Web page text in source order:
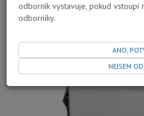
odborník vystavuje, pokud vstoupí
odborníky.
ANO,
NEJSEM